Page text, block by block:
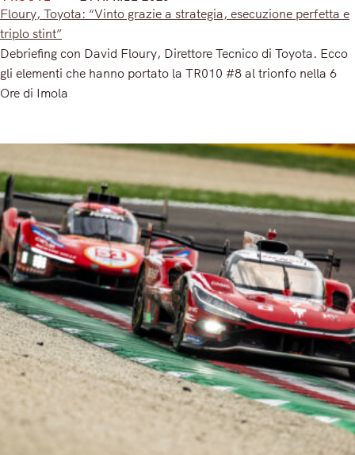
Floury, Toyota: “Vinto grazie a strategia, esecuzione perfetta e
triplo stint”
Debriefing con David Floury, Direttore Tecnico di Toyota. Ecco
gli elementi che hanno portato la TR010 #8 al trionfo nella 6
Ore di Imola